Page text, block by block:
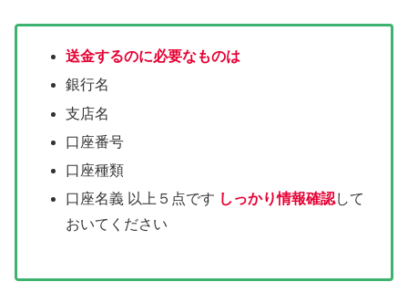
送金するのに必要なものは
銀行名
支店名
口座番号
口座種類
口座名義 以上５点です しっかり情報確認して
おいてください